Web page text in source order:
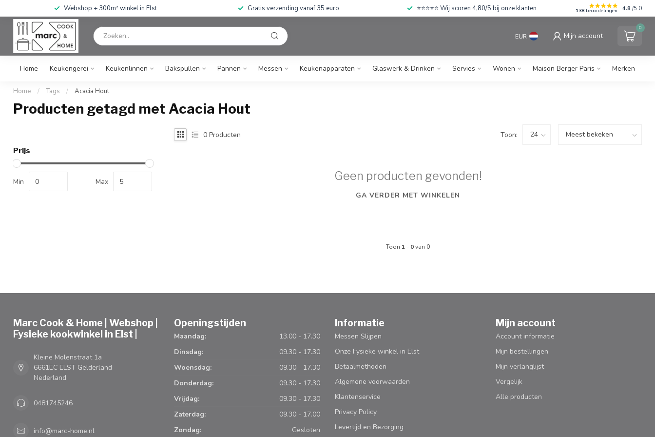
Webshop + 300m² winkel in Elst Gratis verzending vanaf 35 euro ⭐⭐⭐⭐⭐ Wij scoren 4,80/5 bij onze klanten 138 beoordelingen 4.8 /5.0
EUR Mijn account
0
Home Keukengerei Keukenlinnen Bakspullen Pannen Messen Keukenapparaten Glaswerk & Drinken Servies Wonen Maison Berger Paris Merken
Home / Tags / Acacia Hout
Producten getagd met Acacia Hout
Prijs
Min Max
0 Producten Toon:
Geen producten gevonden!
GA VERDER MET WINKELEN
Toon 1 - 0van 0
Marc Cook & Home | Webshop |
Fysieke kookwinkel in Elst |
Kleine Molenstraat 1a
6661EC ELST Gelderland
Nederland
0481745246
info@marc-home.nl
Openingstijden
Maandag:
13.00 - 17.30
Dinsdag:
09.30 - 17.30
Woensdag:
09.30 - 17.30
Donderdag:
09.30 - 17.30
Vrijdag:
09.30 - 17.30
Zaterdag:
09.30 - 17.00
Zondag:
Gesloten
Informatie
Messen Slijpen
Onze Fysieke winkel in Elst
Betaalmethoden
Algemene voorwaarden
Klantenservice
Privacy Policy
Levertijd en Bezorging
Mijn account
Account informatie
Mijn bestellingen
Mijn verlanglijst
Vergelijk
Alle producten